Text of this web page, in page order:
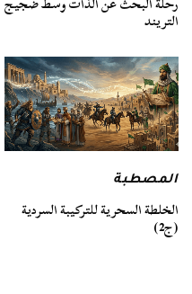
التريند
المصطبة
الخلطة السحرية للتركيبة السردية
(ج2)